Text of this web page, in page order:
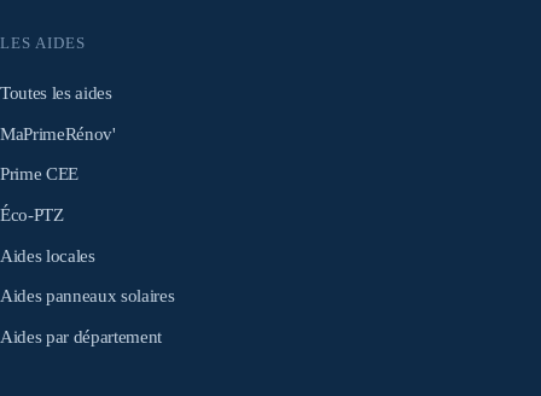
LES AIDES
Toutes les aides
MaPrimeRénov'
Prime CEE
Éco-PTZ
Aides locales
Aides panneaux solaires
Aides par département